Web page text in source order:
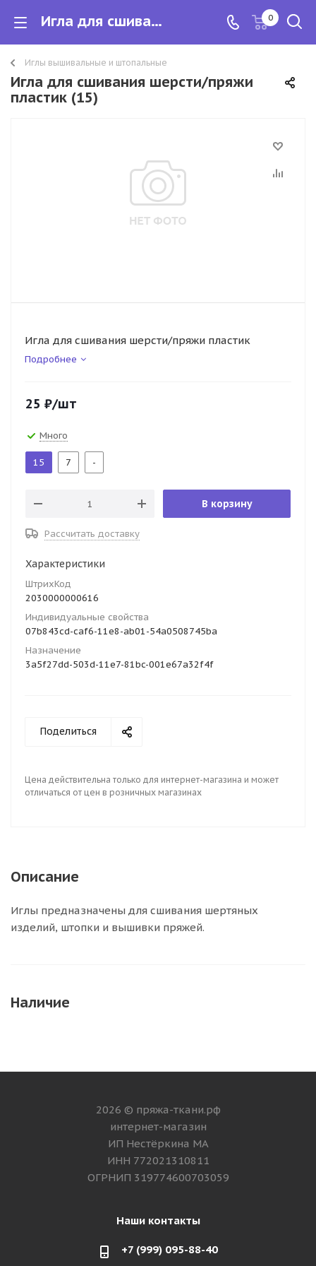
Игла для сшивания шерсти/пряжи пластик 0
Иглы вышивальные и штопальные
Игла для сшивания шерсти/пряжи
пластик (15)
Игла для сшивания шерсти/пряжи пластик
Подробнее
25 ₽/шт
Много
15 7 -
В корзину
Рассчитать доставку
Характеристики
ШтрихКод
2030000000616
Индивидуальные свойства
07b843cd-caf6-11e8-ab01-54a0508745ba
Назначение
3a5f27dd-503d-11e7-81bc-001e67a32f4f
Поделиться
Цена действительна только для интернет-магазина и может
отличаться от цен в розничных магазинах
Описание
Иглы предназначены для сшивания шертяных
изделий, штопки и вышивки пряжей.
Наличие
2026 © пряжа-ткани.рф
интернет-магазин
ИП Нестёркина МА
ИНН 772021310811
ОГРНИП 319774600703059
Наши контакты
+7 (999) 095-88-40